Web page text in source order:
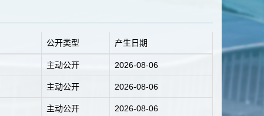
公开类型 产生日期
主动公开 2026-08-06
主动公开 2026-08-06
主动公开 2026-08-06